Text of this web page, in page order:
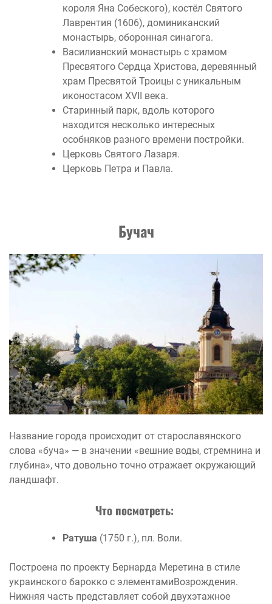
короля Яна Собеского), костёл Святого
Лаврентия (1606), доминиканский
монастырь, оборонная синагога.
Василианский монастырь с храмом
Пресвятого Сердца Христова, деревянный
храм Пресвятой Троицы с уникальным
иконостасом XVII века.
Старинный парк, вдоль которого
находится несколько интересных
особняков разного времени постройки.
Церковь Святого Лазаря.
Церковь Петра и Павла.
Бучач
Название города происходит от старославянского
слова «буча» — в значении «вешние воды, стремнина и
глубина», что довольно точно отражает окружающий
ландшафт.
Что посмотреть:
Ратуша (1750 г.), пл. Воли.
Построена по проекту Бернарда Меретина в стиле
украинского барокко с элементамиВозрождения.
Нижняя часть представляет собой двухэтажное